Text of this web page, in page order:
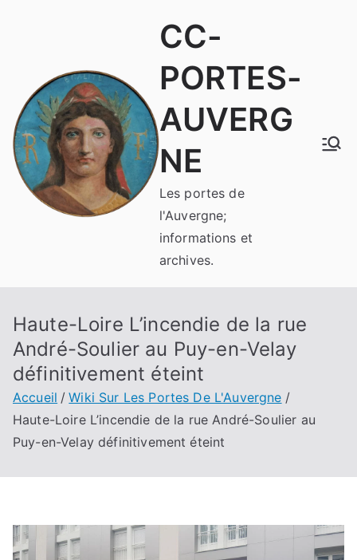
CC-
PORTES-
AUVERG
NE
Les portes de
l'Auvergne;
informations et
archives.
Haute-Loire L’incendie de la rue
André-Soulier au Puy-en-Velay
définitivement éteint
Accueil
Wiki Sur Les Portes De L'Auvergne
Haute-Loire L’incendie de la rue André-Soulier au
Puy-en-Velay définitivement éteint